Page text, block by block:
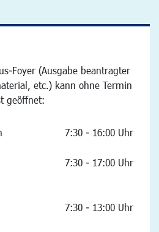
Foyer (Ausgabe beantragter
etc.) kann ohne Termin
geöffnet:
7:30 - 16:00 Uhr
7:30 - 17:00 Uhr
7:30 - 13:00 Uhr